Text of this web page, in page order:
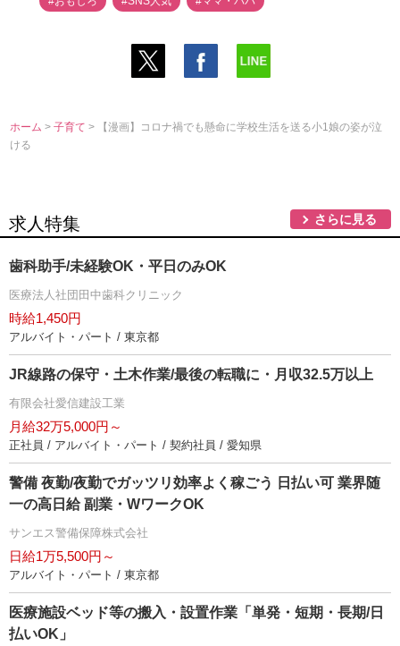
ホーム >子育て> 【漫画】コロナ禍でも懸命に学校生活を送る小1娘の姿が泣
ける
求人特集 さらに見る
歯科助手/未経験OK・平日のみOK
医療法人社団田中歯科クリニック
時給1,450円
アルバイト・パート / 東京都
JR線路の保守・土木作業/最後の転職に・月収32.5万以上
有限会社愛信建設工業
月給32万5,000円～
正社員 / アルバイト・パート / 契約社員 / 愛知県
警備 夜勤/夜勤でガッツリ効率よく稼ごう 日払い可 業界随
一の高日給 副業・WワークOK
サンエス警備保障株式会社
日給1万5,500円～
アルバイト・パート / 東京都
医療施設ベッド等の搬入・設置作業「単発・短期・長期/日
払いOK」